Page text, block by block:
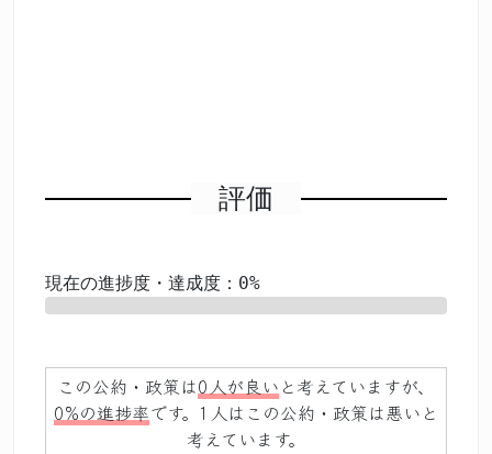
評価
現在の進捗度・達成度：0%
この公約・政策は0人が良い と考えていますが、
0%の進捗率です。1人はこの公約・政策は悪いと
考えています。